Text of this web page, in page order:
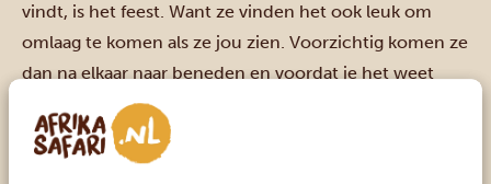
vindt, is het feest. Want ze vinden het ook leuk om
omlaag te komen als ze jou zien. Voorzichtig komen ze
dan na elkaar naar beneden en voordat je het weet
ben je omringd door een hele groep. En geloof me:
dat is waanzinnig. Ze blijven niet lang, dus volg ze door
de jungle. Laat die klimvaardigheden maar zien!